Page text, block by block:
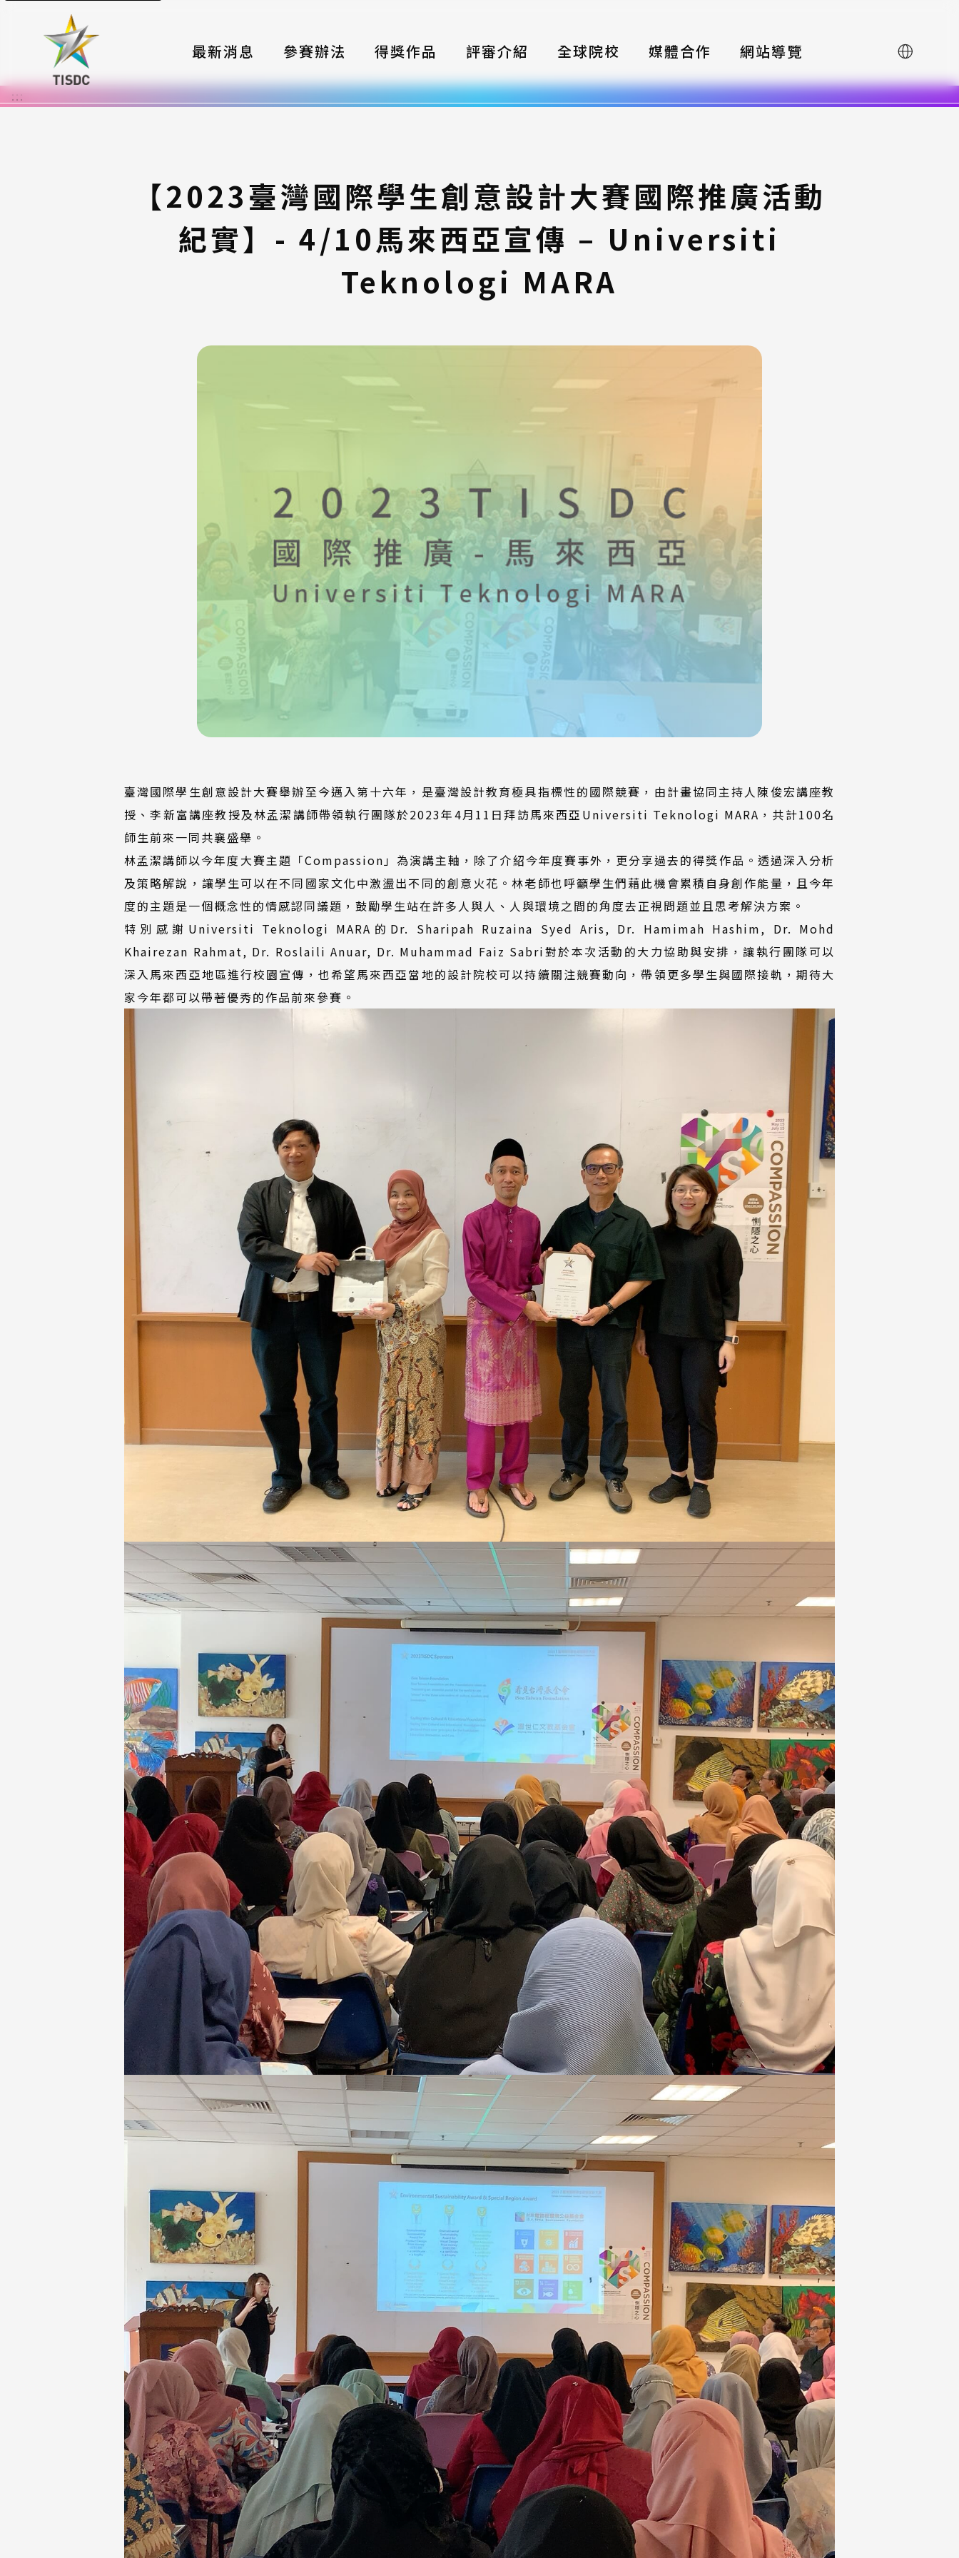
最新消息 參賽辦法
大賽組織
報名格式
評選與獎項
得獎作品 評審介紹 全球院校 媒體合作 網站導覽 English
:::
【2023臺灣國際學生創意設計大賽國際推廣活動
紀實】- 4/10馬來西亞宣傳 – Universiti
Teknologi MARA
臺灣國際學生創意設計大賽舉辦至今邁入第十六年，是臺灣設計教育極具指標性的國際競賽，由計畫協同主持人陳俊宏講座教
授、李新富講座教授及林孟潔講師帶領執行團隊於2023年4月11日拜訪馬來西亞Universiti Teknologi MARA，共計100名
師生前來一同共襄盛舉。
林孟潔講師以今年度大賽主題「Compassion」為演講主軸，除了介紹今年度賽事外，更分享過去的得獎作品。透過深入分析
及策略解說，讓學生可以在不同國家文化中激盪出不同的創意火花。林老師也呼籲學生們藉此機會累積自身創作能量，且今年
度的主題是一個概念性的情感認同議題，鼓勵學生站在許多人與人、人與環境之間的角度去正視問題並且思考解決方案。
特別感謝Universiti Teknologi MARA的Dr. Sharipah Ruzaina Syed Aris, Dr. Hamimah Hashim, Dr. Mohd
Khairezan Rahmat, Dr. Roslaili Anuar, Dr. Muhammad Faiz Sabri對於本次活動的大力協助與安排，讓執行團隊可以
深入馬來西亞地區進行校園宣傳，也希望馬來西亞當地的設計院校可以持續關注競賽動向，帶領更多學生與國際接軌，期待大
家今年都可以帶著優秀的作品前來參賽。